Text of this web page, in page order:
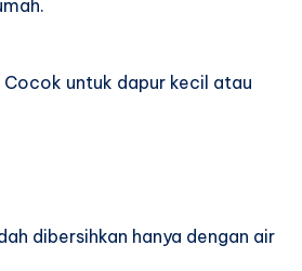
untuk dapur kecil atau
dibersihkan hanya dengan air